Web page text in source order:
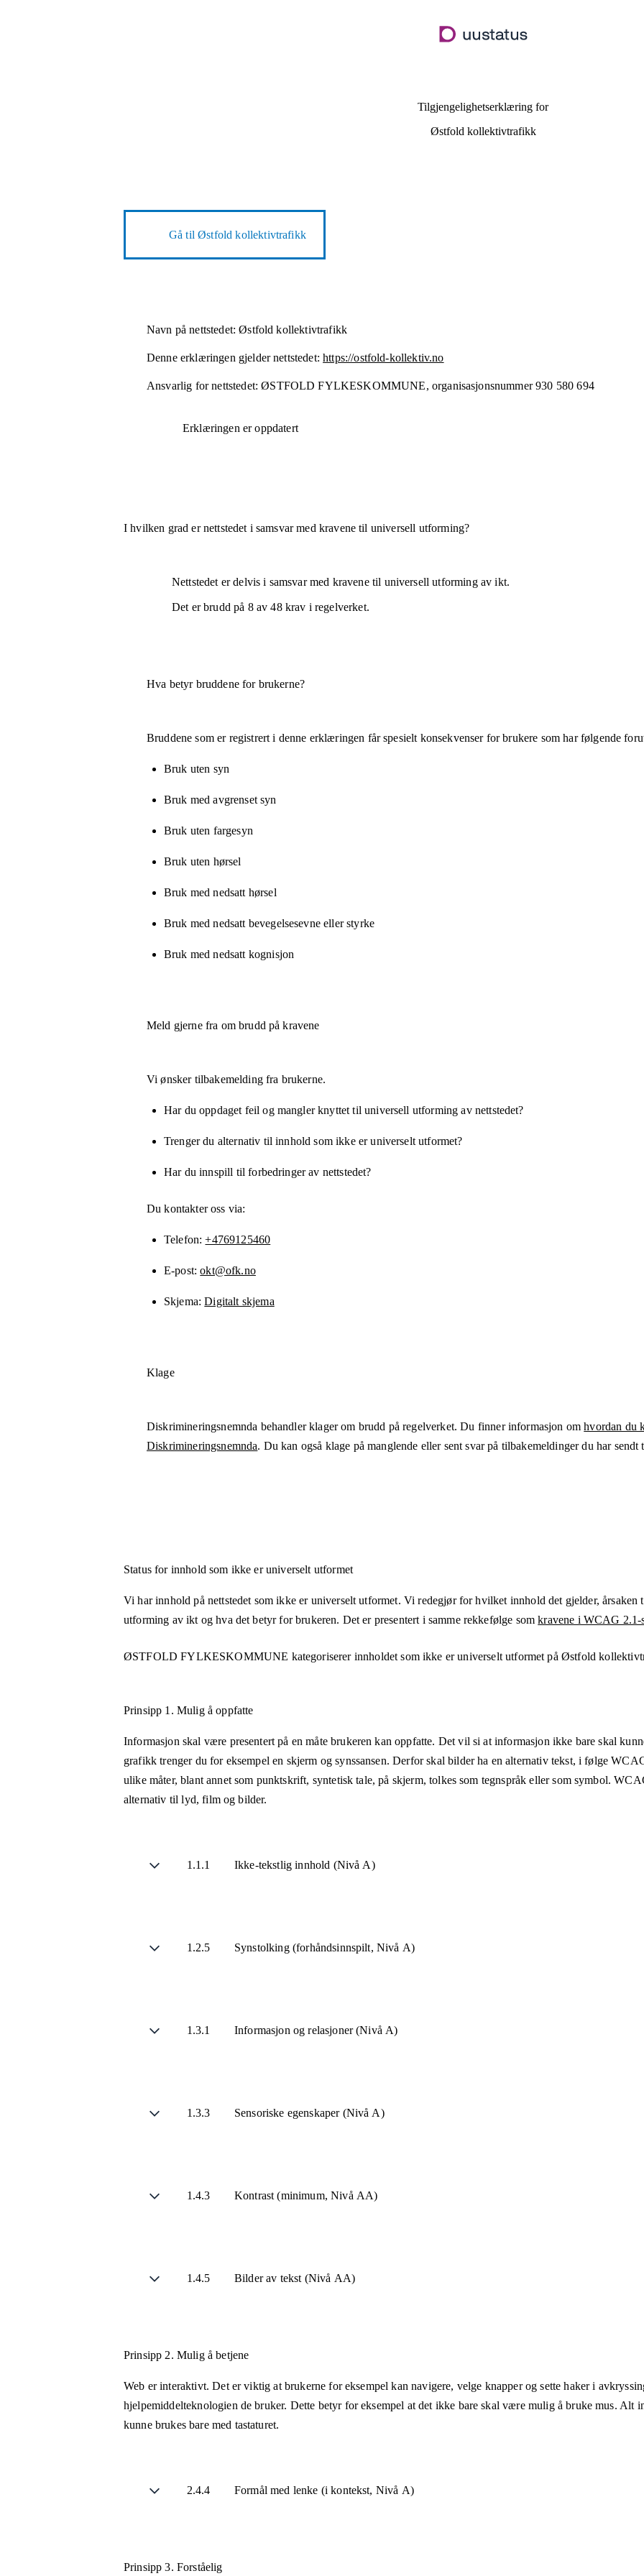
hovedinnhold
Tilgjengelighetserklæring for
Østfold kollektivtrafikk
Gå tilØstfold kollektivtrafikk
Navn på nettstedet: Østfold kollektivtrafikk
Denne erklæringen gjelder nettstedet: https://ostfold-kollektiv.no
Ansvarlig for nettstedet: ØSTFOLD FYLKESKOMMUNE, organisasjonsnummer 930 580 694
Erklæringen er oppdatert
I hvilken grad er nettstedet i samsvar med kravene til universell utforming?
Nettstedet erdelvis i samsvarmed kravene til universell utforming av ikt.
Det er brudd på 8av48krav i regelverket.
Hva betyr bruddene for brukerne?
Bruddene som er registrert i denne erklæringen får spesielt konsekvenser for brukere som har følgende
Bruk uten syn
Bruk med avgrenset syn
Bruk uten fargesyn
Bruk uten hørsel
Bruk med nedsatt hørsel
Bruk med nedsatt bevegelsesevne eller styrke
Bruk med nedsatt kognisjon
Meld gjerne fra om brudd på kravene
Vi ønsker tilbakemelding fra brukerne.
Har du oppdaget feil og mangler knyttet til universell utforming av nettstedet?
Trenger du alternativ til innhold som ikke er universelt utformet?
Har du innspill til forbedringer av nettstedet?
Du kontakter oss via:
Telefon +4769125460
E-post okt@ofk.no
Skjema Digitalt skjema
Klage
Diskrimineringsnemnda behandler klager om brudd på regelverket. Du finner informasjon omhvordan du
Diskrimineringsnemnda. Du kan også klage på manglende eller sent svar på tilbakemeldinger du har sendt
Status for innhold som ikke er universelt utformet
Vi har innhold på nettstedet som ikke er universelt utformet. Vi redegjør for hvilket innhold det gjelder,
utforming av ikt og hva det betyr for brukeren. Det er presentert i samme rekkefølge somkravene i WCAG 2.1-
ØSTFOLD FYLKESKOMMUNE kategoriserer innholdet som ikke er universelt utformet på Østfold
Prinsipp 1. Mulig å oppfatte
Informasjon skal være presentert på en måte brukeren kan oppfatte. Det vil si at informasjon ikke bare skal
grafikk trenger du for eksempel en skjerm og synssansen. Derfor skal bilder ha en alternativ tekst, i følge
ulike måter, blant annet som punktskrift, syntetisk tale, på skjerm, tolkes som tegnspråk eller som symbol.
alternativ til lyd, film og bilder.
1.1.1 Ikke-tekstlig innhold (Nivå A)
1.2.5 Synstolking (forhåndsinnspilt, Nivå A)
1.3.1 Informasjon og relasjoner (Nivå A)
1.3.3 Sensoriske egenskaper (Nivå A)
1.4.3 Kontrast (minimum, Nivå AA)
1.4.5 Bilder av tekst (Nivå AA)
Prinsipp 2. Mulig å betjene
Web er interaktivt. Det er viktig at brukerne for eksempel kan navigere, velge knapper og sette haker i
hjelpemiddelteknologien de bruker. Dette betyr for eksempel at det ikke bare skal være mulig å bruke mus. Alt
kunne brukes bare med tastaturet.
2.4.4 Formål med lenke (i kontekst, Nivå A)
Prinsipp 3. Forståelig